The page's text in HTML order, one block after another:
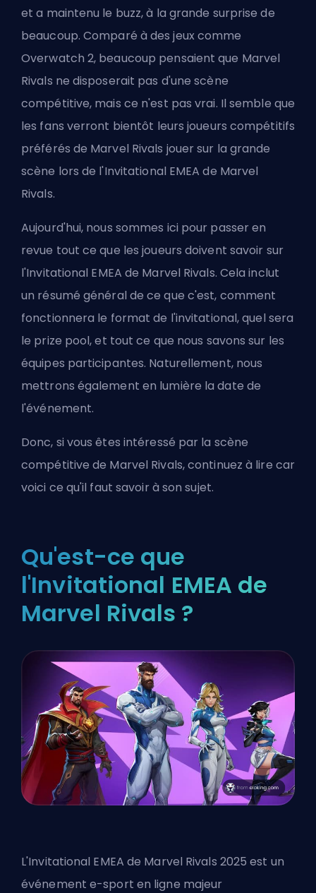
et a maintenu le buzz, à la grande surprise de
beaucoup. Comparé à des jeux comme
Overwatch 2, beaucoup pensaient que Marvel
Rivals ne disposerait pas d'une scène
compétitive, mais ce n'est pas vrai. Il semble que
les fans verront bientôt leurs joueurs compétitifs
préférés de Marvel Rivals jouer sur la grande
scène lors de l'Invitational EMEA de Marvel
Rivals.
Aujourd'hui, nous sommes ici pour passer en
revue tout ce que les joueurs doivent savoir sur
l'Invitational EMEA de Marvel Rivals. Cela inclut
un résumé général de ce que c'est, comment
fonctionnera le format de l'invitational, quel sera
le prize pool, et tout ce que nous savons sur les
équipes participantes. Naturellement, nous
mettrons également en lumière la date de
l'événement.
Donc, si vous êtes intéressé par la scène
compétitive de Marvel Rivals, continuez à lire car
voici ce qu'il faut savoir à son sujet.
Qu'est-ce que
l'Invitational EMEA de
Marvel Rivals ?
L'Invitational EMEA de Marvel Rivals 2025 est un
événement e-sport en ligne majeur